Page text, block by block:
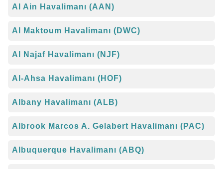
Al Ain Havalimanı (AAN)
Al Maktoum Havalimanı (DWC)
Al Najaf Havalimanı (NJF)
Al-Ahsa Havalimanı (HOF)
Albany Havalimanı (ALB)
Albrook Marcos A. Gelabert Havalimanı (PAC)
Albuquerque Havalimanı (ABQ)